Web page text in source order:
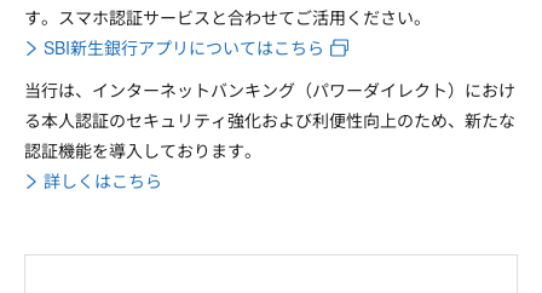
す。スマホ認証サービスと合わせてご活用ください。
SBI新生銀行アプリについてはこちら
当行は、インターネットバンキング（パワーダイレクト）におけ
る本人認証のセキュリティ強化および利便性向上のため、新たな
認証機能を導入しております。
詳しくはこちら